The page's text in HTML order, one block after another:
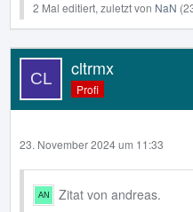
2 Mal editiert, zuletzt von NaN (
cltrmx
Profi
23. November 2024 um 11:33
Zitat von andreas.